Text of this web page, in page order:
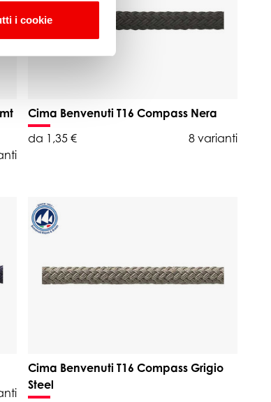
i cookie
Cima Benvenuti T16 Compass Nera
da 1,35 €
8 varianti
Cima Benvenuti T16 Compass Grigio
Steel